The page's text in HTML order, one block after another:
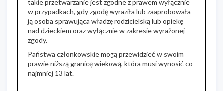
takie przetwarzanie jest zgodne z prawem wyłącznie
w przypadkach, gdy zgodę wyraziła lub zaaprobowała
ją osoba sprawująca władzę rodzicielską lub opiekę
nad dzieckiem oraz wyłącznie w zakresie wyrażonej
zgody.
Państwa członkowskie mogą przewidzieć w swoim
prawie niższą granicę wiekową, która musi wynosić co
najmniej 13 lat.